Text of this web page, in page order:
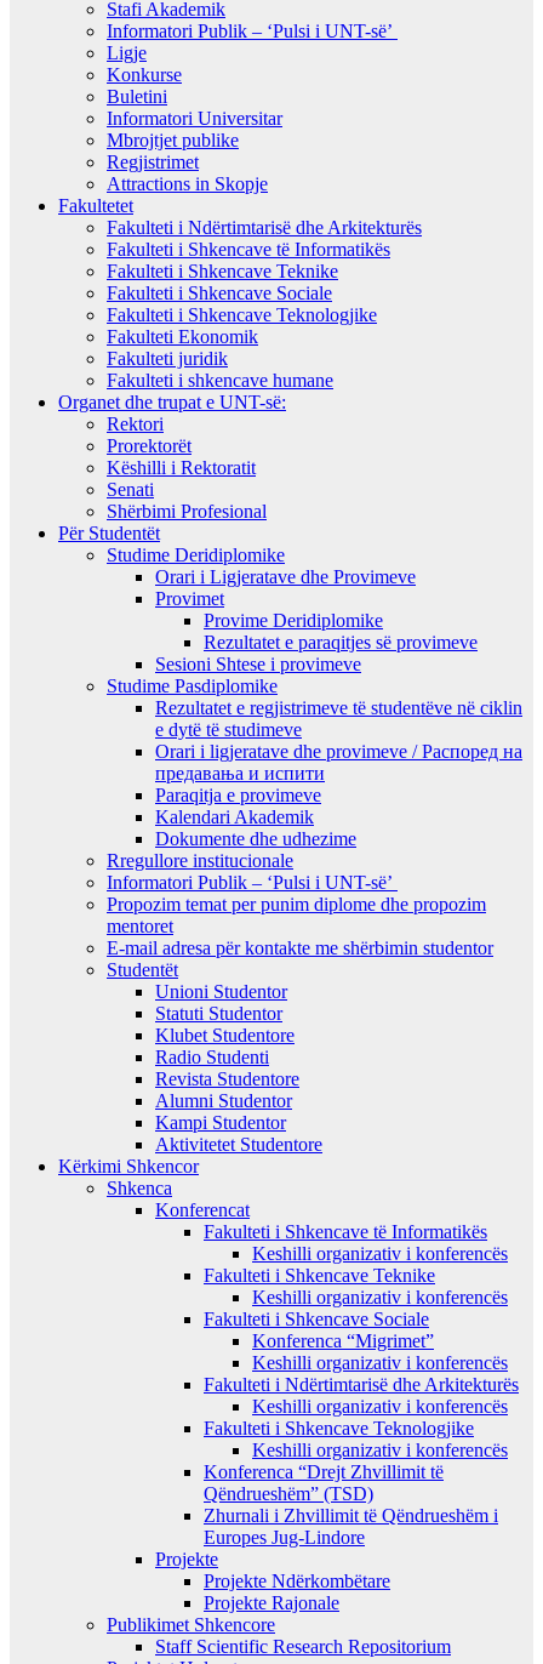
Stafi Akademik
Informatori Publik – ‘Pulsi i UNT-së’
Ligje
Konkurse
Buletini
Informatori Universitar
Mbrojtjet publike
Regjistrimet
Attractions in Skopje
Fakultetet
Fakulteti i Ndërtimtarisë dhe Arkitekturës
Fakulteti i Shkencave të Informatikës
Fakulteti i Shkencave Teknike
Fakulteti i Shkencave Sociale
Fakulteti i Shkencave Teknologjike
Fakulteti Ekonomik
Fakulteti juridik
Fakulteti i shkencave humane
Organet dhe trupat e UNT-së:
Rektori
Prorektorët
Këshilli i Rektoratit
Senati
Shërbimi Profesional
Për Studentët
Studime Deridiplomike
Orari i Ligjeratave dhe Provimeve
Provimet
Provime Deridiplomike
Rezultatet e paraqitjes së provimeve
Sesioni Shtese i provimeve
Studime Pasdiplomike
Rezultatet e regjistrimeve të studentëve në ciklin
e dytë të studimeve
Orari i ligjeratave dhe provimeve / Распоред на
предавањa и испити
Paraqitja e provimeve
Kalendari Akademik
Dokumente dhe udhezime
Rregullore institucionale
Informatori Publik – ‘Pulsi i UNT-së’
Propozim temat per punim diplome dhe propozim
mentoret
E-mail adresa për kontakte me shërbimin studentor
Studentët
Unioni Studentor
Statuti Studentor
Klubet Studentore
Radio Studenti
Revista Studentore
Alumni Studentor
Kampi Studentor
Aktivitetet Studentore
Kërkimi Shkencor
Shkenca
Konferencat
Fakulteti i Shkencave të Informatikës
Keshilli organizativ i konferencës
Fakulteti i Shkencave Teknike
Keshilli organizativ i konferencës
Fakulteti i Shkencave Sociale
Konferenca “Migrimet”
Keshilli organizativ i konferencës
Fakulteti i Ndërtimtarisë dhe Arkitekturës
Keshilli organizativ i konferencës
Fakulteti i Shkencave Teknologjike
Keshilli organizativ i konferencës
Konferenca “Drejt Zhvillimit të
Qëndrueshëm” (TSD)
Zhurnali i Zhvillimit të Qëndrueshëm i
Europes Jug-Lindore
Projekte
Projekte Ndërkombëtare
Projekte Rajonale
Publikimet Shkencore
Staff Scientific Research Repositorium